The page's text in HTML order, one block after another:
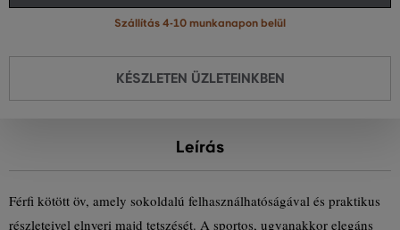
Szállítás 4-10 munkanapon belül
KÉSZLETEN ÜZLETEINKBEN
Leírás
Férfi kötött öv, amely sokoldalú felhasználhatóságával és praktikus
részleteivel elnyeri majd tetszését. A sportos, ugyanakkor elegáns